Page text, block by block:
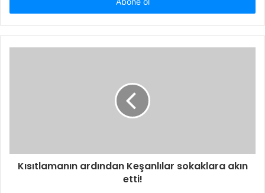
Kısıtlamanın ardından Keşanlılar sokaklara akın
etti!